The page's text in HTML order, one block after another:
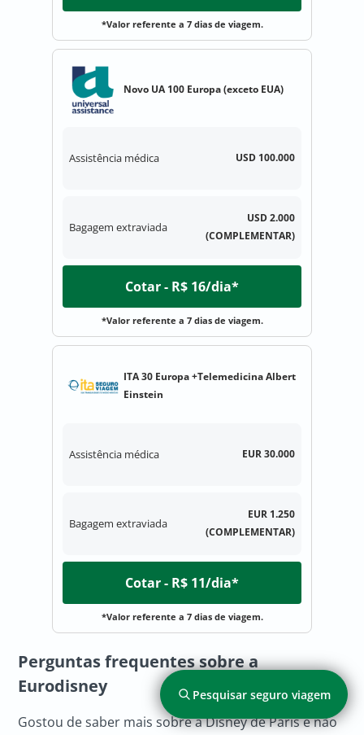
*Valor referente a 7 dias de viagem.
Novo UA 100 Europa (exceto EUA)
Assistência médica USD 100.000
Bagagem extraviada
USD 2.000
(COMPLEMENTAR)
Cotar - R$ 16/dia*
*Valor referente a 7 dias de viagem.
ITA 30 Europa +Telemedicina Albert
Einstein
Assistência médica EUR 30.000
Bagagem extraviada
EUR 1.250
(COMPLEMENTAR)
Cotar - R$ 11/dia*
*Valor referente a 7 dias de viagem.
Perguntas frequentes sobre a
Eurodisney
Gostou de saber mais sobre a Disney de Paris e não
Pesquisar seguro viagem